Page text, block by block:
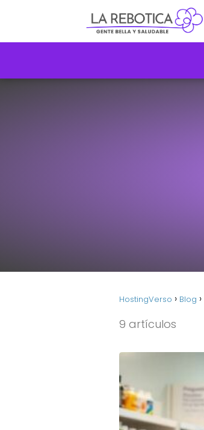
HostingVerso Blog
9 artículos